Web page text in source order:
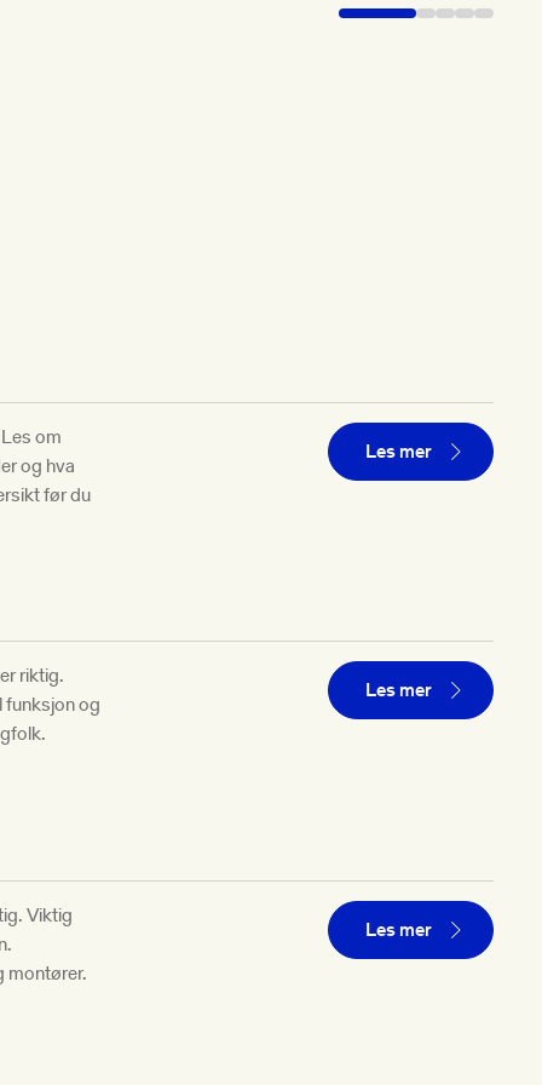
om
og hva
før du
Les mer
riktig.
og
Les mer
Viktig
montører.
Les mer